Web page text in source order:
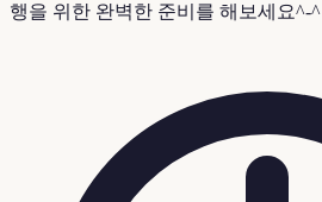
행을 위한 완벽한 준비를 해보세요^-^